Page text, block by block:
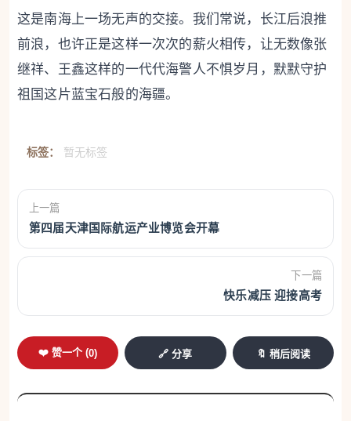
这是南海上一场无声的交接。我们常说，长江后浪推
前浪，也许正是这样一次次的薪火相传，让无数像张
继祥、王鑫这样的一代代海警人不惧岁月，默默守护
祖国这片蓝宝石般的海疆。
标签： 暂无标签
上一篇
第四届天津国际航运产业博览会开幕
下一篇
快乐减压 迎接高考
❤️ 赞一个 (0) 🔗 分享 🔖 稍后阅读